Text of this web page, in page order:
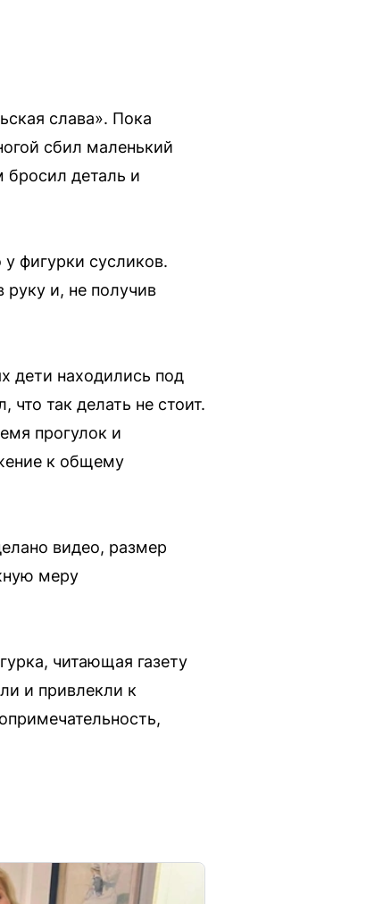
слава». Пока
сбил маленький
бросил деталь и
фигурки сусликов.
и, не получив
дети находились под
так делать не стоит.
прогулок и
к общему
видео, размер
меру
читающая газету
и привлекли к